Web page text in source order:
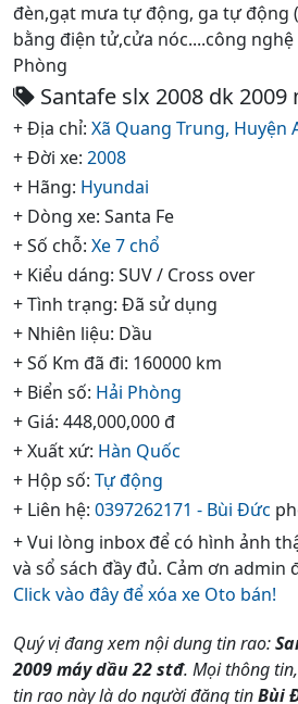
đèn,gạt mưa tự động, ga tự động
bằng điện tử,cửa nóc....công nghệ
Phòng
Santafe slx 2008 dk
+ Địa chỉ: Xã Quang Trung, Huyện
+ Đời xe: 2008
+ Hãng: Hyundai
+ Dòng xe: Santa Fe
+ Số chỗ: Xe 7 chổ
+ Kiểu dáng: SUV / Cross over
+ Tình trạng: Đã sử dụng
+ Nhiên liệu: Dầu
+ Số Km đã đi: 160000 km
+ Biển số: Hải Phòng
+ Giá: 448,000,000 đ
+ Xuất xứ: Hàn Quốc
+ Hộp số: Tự động
+ Liên hệ: 0397262171 - Bùi Đức
+ Vui lòng inbox để có hình ảnh
và sổ sách đầy đủ. Cảm ơn admin
Click vào đây để xóa xe Oto bán!
Quý vị đang xem nội dung tin rao:
2009 máy dầu 22 stđ. Mọi thông
tin rao này là do người đăng tinBùi